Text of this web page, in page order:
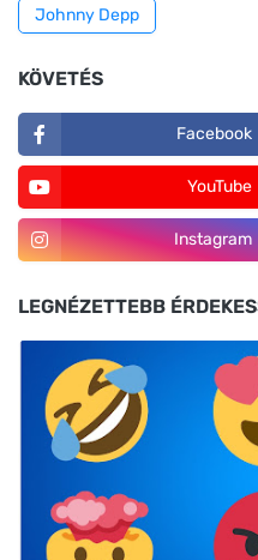
Johnny Depp
KÖVETÉS
Facebook
YouTube
Instagram
LEGNÉZETTEBB